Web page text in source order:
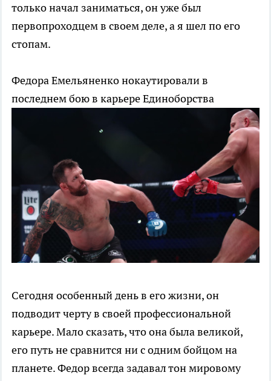
только начал заниматься, он уже был
первопроходцем в своем деле, а я шел по его
стопам.
Федора Емельяненко нокаутировали в
последнем бою в карьереЕдиноборства
Сегодня особенный день в его жизни, он
подводит черту в своей профессиональной
карьере. Мало сказать, что она была великой,
его путь не сравнится ни с одним бойцом на
планете. Федор всегда задавал тон мировому